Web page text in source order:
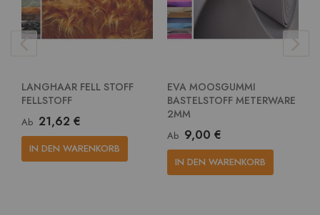
LANGHAAR FELL STOFF
FELLSTOFF
Ab 21,62 €
IN DEN WARENKORB
EVA MOOSGUMMI
BASTELSTOFF METERWARE
2MM
Ab 9,00 €
IN DEN WARENKORB